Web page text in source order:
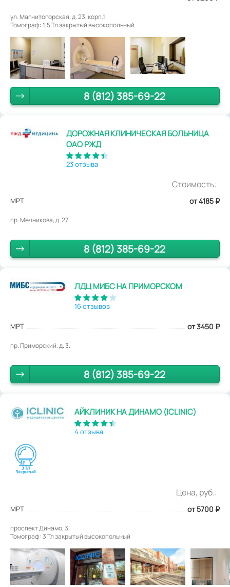
ул. Магнитогорская, д. 23, корп.1.
Томограф: 1,5 Тл закрытый высокопольный
8 (812) 385-69-22
ДОРОЖНАЯ КЛИНИЧЕСКАЯ БОЛЬНИЦА
ОАО РЖД
23 отзыва
Стоимость:
МРТ от 4185 ₽
пр. Мечникова, д. 27.
8 (812) 385-69-22
ЛДЦ МИБС НА ПРИМОРСКОМ
16 отзывов
МРТ от 3450 ₽
пр. Приморский, д. 3.
8 (812) 385-69-22
АЙКЛИНИК НА ДИНАМО (ICLINIC)
4 отзыва
Цена, руб.:
МРТ от 5700 ₽
проспект Динамо, 3.
Томограф: 3 Тл закрытый высокопольный